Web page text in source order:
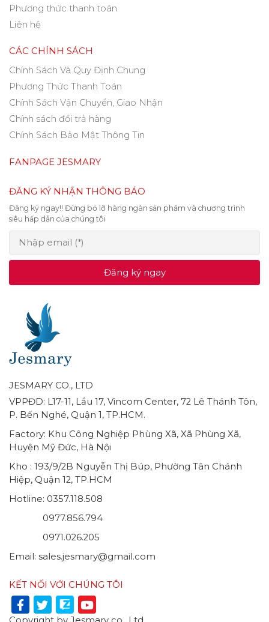
Phương thức thanh toán
Liên hệ
CÁC CHÍNH SÁCH
Chính Sách Và Quy Định Chung
Phương Thức Thanh Toán
Chính Sách Vận Chuyển, Giao Nhận
Chính sách đổi trả hàng
Chính Sách Bảo Mật Thông Tin
FANPAGE JESMARY
ĐĂNG KÝ NHẬN THÔNG BÁO
Đăng ký ngay!! Đừng bỏ lỡ hàng ngàn sản phẩm và chương trình
siêu hấp dẫn của chúng tôi
Đăng ký ngay
JESMARY CO., LTD
VPPĐD: L17-11, Lầu 17, Vincom Center, 72 Lê Thánh Tôn,
P. Bến Nghé, Quận 1, TP.HCM.
Factory: Khu Công Nghiệp Phùng Xã, Xã Phùng Xã,
Huyện Mỹ Đức, Hà Nội
Kho : 193/9/2B Nguyễn Thị Búp, Phường Tân Chánh
Hiệp, Quận 12, TP.HCM
Hotline: 0357.118.508
0977.856.794
0971.026.205
Email: sales.jesmary@gmail.com
KẾT NỐI VỚI CHÚNG TÔI